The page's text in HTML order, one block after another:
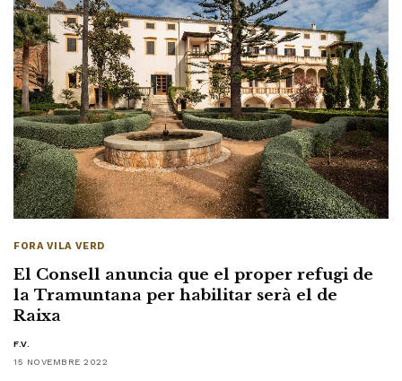
FORA VILA VERD
El Consell anuncia que el proper refugi de
la Tramuntana per habilitar serà el de
Raixa
F.V.
15 NOVEMBRE 2022